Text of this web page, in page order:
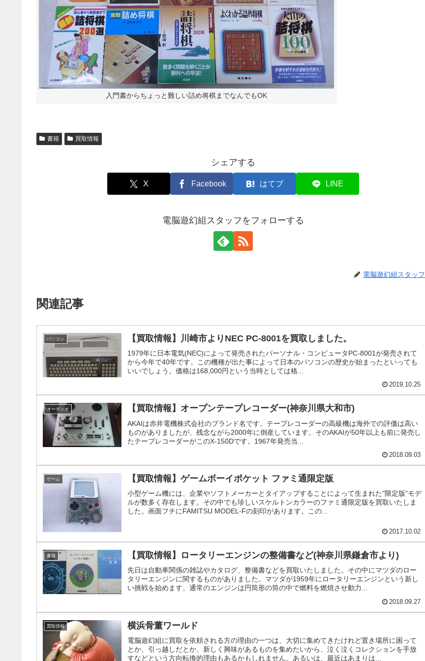
入門書からちょっと難しい詰め将棋までなんでもOK
書籍 買取情報
シェアする
X Facebook はてブ LINE
電脳遊幻組スタッフをフォローする
電脳遊幻組スタッフ
関連記事
パソコン 【買取情報】川崎市よりNEC PC-8001を買取しました。
1979年に日本電気(NEC)によって発売されたパーソナル・コンピュータPC-8001が発売されて
から今年で40年です。この機種が出た事によって日本のパソコンの歴史が始まったといっても
いいでしょう。価格は168,000円という当時としては格...
2019.10.25
オーディオ 【買取情報】オープンテープレコーダー(神奈川県大和市)
AKAIは赤井電機株式会社のブランド名です。テープレコーダーの高級機は海外での評価は高い
ものがありましたが、残念ながら2000年に倒産しています。そのAKAIが50年以上も前に発売し
たテープレコーダーがこのX-150Dです。1967年発売当...
2018.09.03
ゲーム 【買取情報】ゲームボーイポケット ファミ通限定版
小型ゲーム機には、企業やソフトメーカーとタイアップすることによって生まれた"限定版"モデ
ルが数多く存在します。その中でも珍しいスケルトンカラーのファミ通限定版を買取いたしま
した。画面フチにFAMITSU MODEL-Fの刻印があります。この...
2017.10.02
書籍 【買取情報】ロータリーエンジンの整備書など(神奈川県鎌倉市より)
先日は自動車関係の雑誌やカタログ、整備書などを買取いたしました。その中にマツダのロー
タリーエンジンに関するものがありました。マツダが1959年にロータリーエンジンという新し
い挑戦を始めます。通常のエンジンは円筒形の筒の中で燃料を燃焼させ動力...
2018.09.27
買取情報 横浜骨董ワールド
電脳遊幻組に買取を依頼される方の理由の一つは、大切に集めてきたけれど置き場所に困って
とか、引っ越しだとか、新しく興味があるものを集めたいから、泣く泣くコレクションを手放
すなどという方向転換的理由もあるかもしれません。あるいは、最近はあまりは...